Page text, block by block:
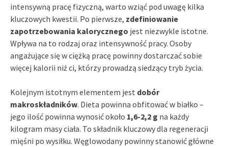
intensywną pracę fizyczną, warto wziąć pod uwagę kilka
kluczowych kwestii. Po pierwsze, zdefiniowanie
zapotrzebowania kalorycznego jest niezwykle istotne.
Wpływa na to rodzaj oraz intensywność pracy. Osoby
angażujące się w ciężką pracę powinny dostarczać sobie
więcej kalorii niż ci, którzy prowadzą siedzący tryb życia.
Kolejnym istotnym elementem jest dobór
makroskładników. Dieta powinna obfitować w białko –
jego ilość powinna wynosić około 1,6-2,2 g na każdy
kilogram masy ciała. To składnik kluczowy dla regeneracji
mięśni po wysiłku. Węglowodany powinny stanowić główne